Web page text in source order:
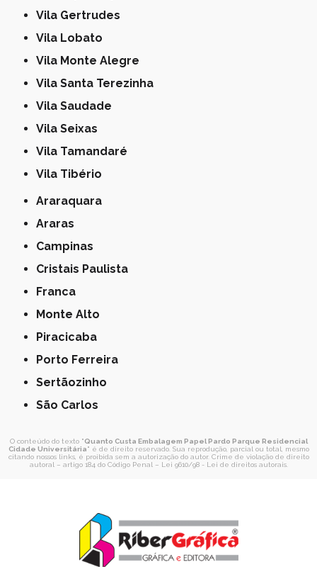
Vila Gertrudes
Vila Lobato
Vila Monte Alegre
Vila Santa Terezinha
Vila Saudade
Vila Seixas
Vila Tamandaré
Vila Tibério
Araraquara
Araras
Campinas
Cristais Paulista
Franca
Monte Alto
Piracicaba
Porto Ferreira
Sertãozinho
São Carlos
O conteúdo do texto "Quanto Custa Embalagem Papel Pardo Parque Residencial
Cidade Universitária" é de direito reservado. Sua reprodução, parcial ou total, mesmo
citando nossos links, é proibida sem a autorização do autor. Crime de violação de direito
autoral – artigo 184 do Código Penal – Lei 9610/98 - Lei de direitos autorais.